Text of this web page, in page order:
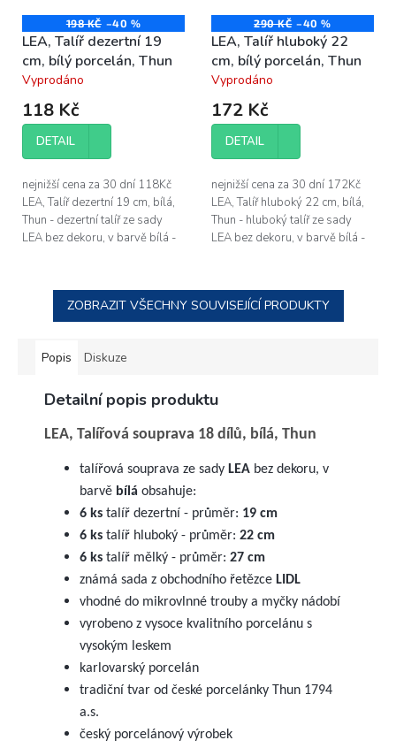
198 KČ –40 %
LEA, Talíř dezertní 19
cm, bílý porcelán, Thun
Průměrné
hodnocení
produktu
je
4,3
5
hvězdiček.
Vyprodáno
118 Kč
DETAIL
nejnižší cena za 30 dní 118Kč
LEA, Talíř dezertní 19 cm, bílá,
Thun - dezertní talíř ze sady
LEA bez dekoru, v barvě bílá -
290 KČ –40 %
LEA, Talíř hluboký 22
cm, bílý porcelán, Thun
Průměrné
hodnocení
produktu
je
4,4
5
hvězdiček.
Vyprodáno
172 Kč
DETAIL
nejnižší cena za 30 dní 172Kč
LEA, Talíř hluboký 22 cm, bílá,
Thun - hluboký talíř ze sady
LEA bez dekoru, v barvě bílá -
ZOBRAZIT VŠECHNY SOUVISEJÍCÍ PRODUKTY
Popis Diskuze
Detailní popis produktu
LEA, Talířová souprava 18 dílů, bílá, Thun
talířová souprava ze sady LEA bez dekoru, v
barvě bílá obsahuje:
6 ks talíř dezertní - průměr: 19 cm
6 ks talíř hluboký - průměr: 22 cm
6 ks talíř mělký - průměr: 27 cm
známá sada z obchodního řetězce LIDL
vhodné do mikrovlnné trouby a myčky nádobí
vyrobeno z vysoce kvalitního porcelánu s
vysokým leskem
karlovarský porcelán
tradiční tvar od české porcelánky Thun 1794
a.s.
český porcelánový výrobek